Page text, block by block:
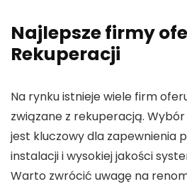
Najlepsze firmy
Rekuperacji
Na rynku istnieje wiele firm
związane z rekuperacją.
jest kluczowy dla zapewnienia
instalacji i wysokiej jakości
Warto zwrócić uwagę na